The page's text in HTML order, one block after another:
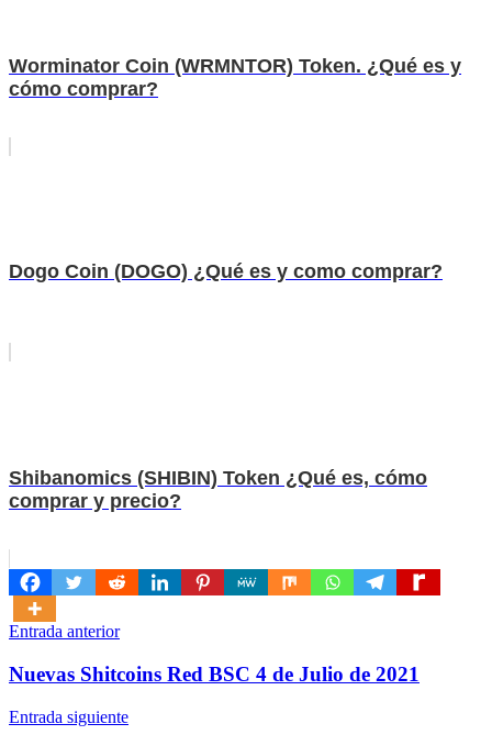
Worminator Coin (WRMNTOR) Token. ¿Qué es y
cómo comprar?
Dogo Coin (DOGO) ¿Qué es y como comprar?
Shibanomics (SHIBIN) Token ¿Qué es, cómo
comprar y precio?
Navegación
de
Entrada anterior
Nuevas Shitcoins Red BSC 4 de Julio de 2021
Entrada siguiente